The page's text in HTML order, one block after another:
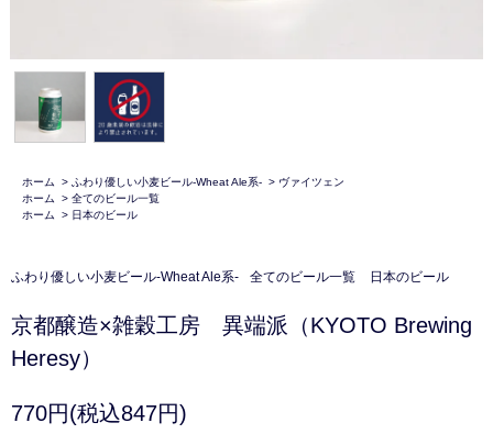
ホーム > ふわり優しい小麦ビール-Wheat Ale系- > ヴァイツェン
ホーム
> 全てのビール一覧
ホーム
> 日本のビール
ふわり優しい小麦ビール-Wheat Ale系- 全てのビール一覧 日本のビール
京都醸造×雑穀工房 異端派（KYOTO Brewing
Heresy）
770円(税込847円)